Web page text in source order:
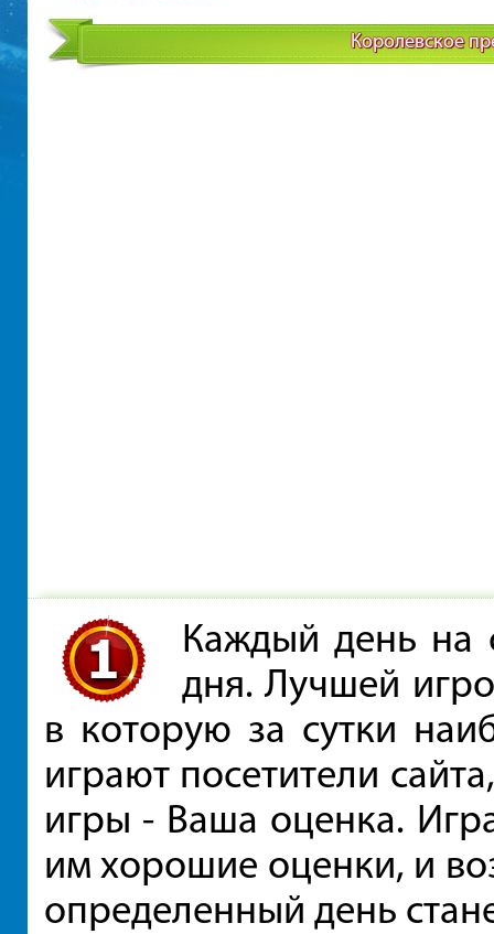
Королевское
Каждый день на
дня. Лучшей
в которую за сутки
играют посетители
игры - Ваша оценка.
им хорошие оценки, и
определенный день